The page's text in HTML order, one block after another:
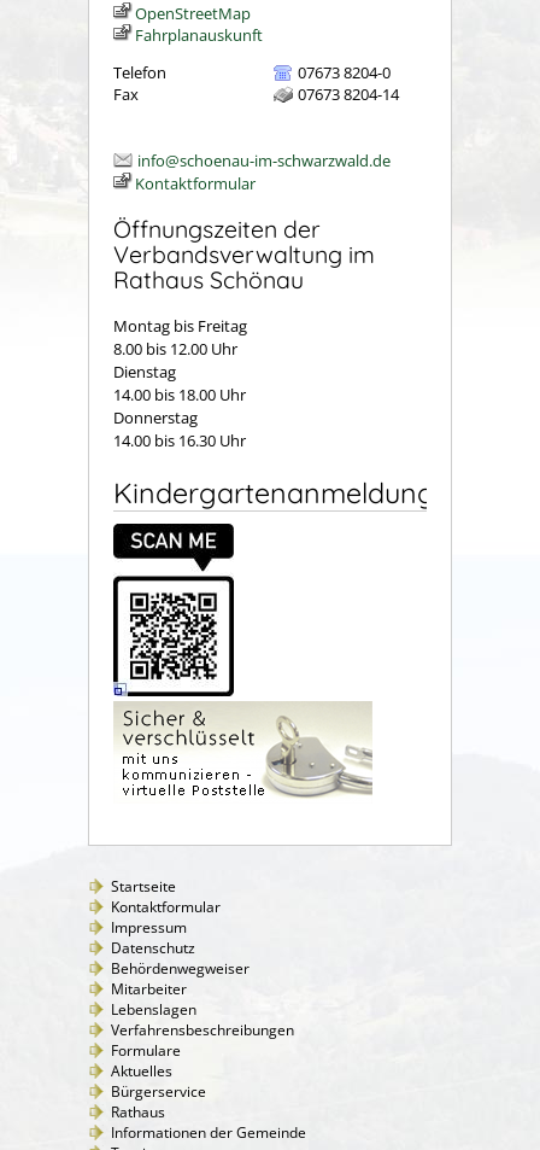
OpenStreetMap
Fahrplanauskunft
Telefon
07673 8204-0
Fax
07673 8204-14
info@schoenau-im-schwarzwald.de
Kontaktformular
Öffnungszeiten der
Verbandsverwaltung im
Rathaus Schönau
Montag bis Freitag
8.00 bis 12.00 Uhr
Dienstag
14.00 bis 18.00 Uhr
Donnerstag
14.00 bis 16.30 Uhr
Kindergartenanmeldung
Startseite
Kontaktformular
Impressum
Datenschutz
Behördenwegweiser
Mitarbeiter
Lebenslagen
Verfahrensbeschreibungen
Formulare
Aktuelles
Bürgerservice
Rathaus
Informationen der Gemeinde